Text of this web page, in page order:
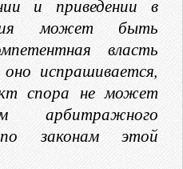
и приведении в
может быть
власть
испрашивается,
спора не может
арбитражного
по законам этой